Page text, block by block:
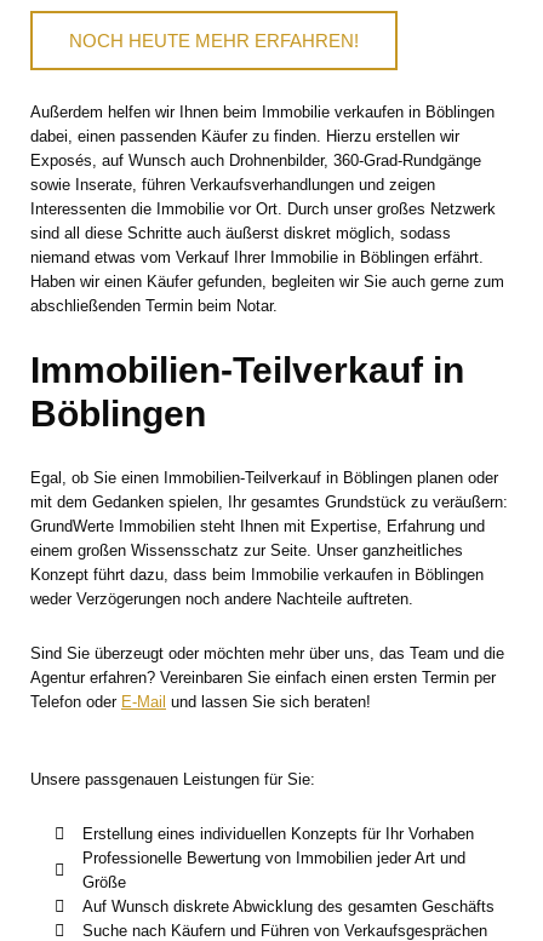
NOCH HEUTE MEHR ERFAHREN!
Außerdem helfen wir Ihnen beim Immobilie verkaufen in Böblingen
dabei, einen passenden Käufer zu finden. Hierzu erstellen wir
Exposés, auf Wunsch auch Drohnenbilder, 360-Grad-Rundgänge
sowie Inserate, führen Verkaufsverhandlungen und zeigen
Interessenten die Immobilie vor Ort. Durch unser großes Netzwerk
sind all diese Schritte auch äußerst diskret möglich, sodass
niemand etwas vom Verkauf Ihrer Immobilie in Böblingen erfährt.
Haben wir einen Käufer gefunden, begleiten wir Sie auch gerne zum
abschließenden Termin beim Notar.
Immobilien-Teilverkauf in
Böblingen
Egal, ob Sie einen Immobilien-Teilverkauf in Böblingen planen oder
mit dem Gedanken spielen, Ihr gesamtes Grundstück zu veräußern:
GrundWerte Immobilien steht Ihnen mit Expertise, Erfahrung und
einem großen Wissensschatz zur Seite. Unser ganzheitliches
Konzept führt dazu, dass beim Immobilie verkaufen in Böblingen
weder Verzögerungen noch andere Nachteile auftreten.
Sind Sie überzeugt oder möchten mehr über uns, das Team und die
Agentur erfahren? Vereinbaren Sie einfach einen ersten Termin per
Telefon oder E-Mail und lassen Sie sich beraten!
Unsere passgenauen Leistungen für Sie:
Erstellung eines individuellen Konzepts für Ihr Vorhaben
Professionelle Bewertung von Immobilien jeder Art und
Größe
Auf Wunsch diskrete Abwicklung des gesamten Geschäfts
Suche nach Käufern und Führen von Verkaufsgesprächen